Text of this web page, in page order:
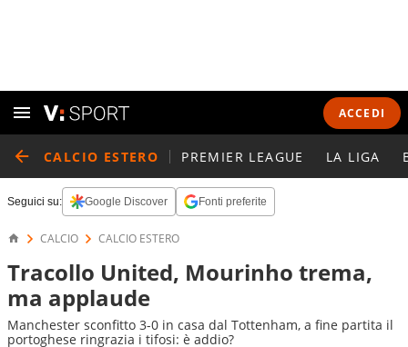
ACCEDI
CALCIO ESTERO PREMIER LEAGUE LA LIGA
Seguici su: Google Discover Fonti preferite
CALCIO CALCIO ESTERO
Tracollo United, Mourinho trema,
ma applaude
Manchester sconfitto 3-0 in casa dal Tottenham, a fine partita il
portoghese ringrazia i tifosi: è addio?